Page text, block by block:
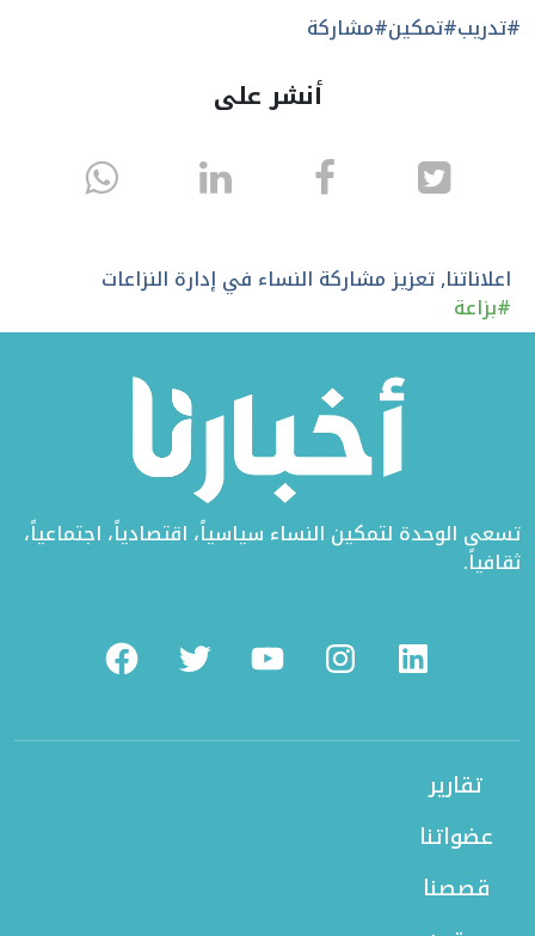
#تدريب#تمكين#مشاركة
أنشر على
انشر
تويتر
انشر
الفيسبوك
انشر
لينكد
إن
اعلاناتنا,تعزيز مشاركة النساء في إدارة النزاعات
#بزاعة
تسعى الوحدة لتمكين النساء سياسياً، اقتصادياً، اجتماعياً،
ثقافياً.
FacebookTwitterYoutubeInstagramLinkedin
تقارير
عضواتنا
قصصنا